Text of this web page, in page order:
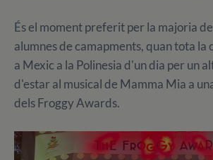
És el moment preferit per la majoria
alumnes de camapments, quan tota la
a Mexic a la Polinesia d'un dia per un
d'estar al musical de Mamma Mia a
dels Froggy Awards.